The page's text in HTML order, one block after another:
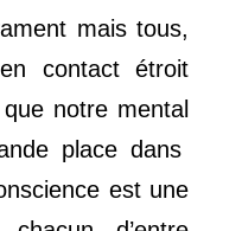
mais tous,
contact étroit
notre mental
place dans
est une